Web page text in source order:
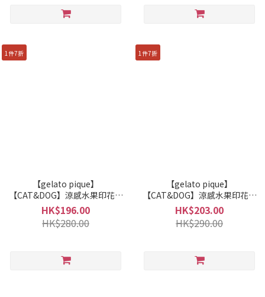
1件7折
【gelato pique】
【CAT&DOG】涼感水果印花套
頭衫 PAGG262572
HK$196.00
HK$280.00
1件7折
【gelato pique】
【CAT&DOG】涼感水果印花臘
腸狗尺寸套頭衫 PAGG262573
HK$203.00
HK$290.00